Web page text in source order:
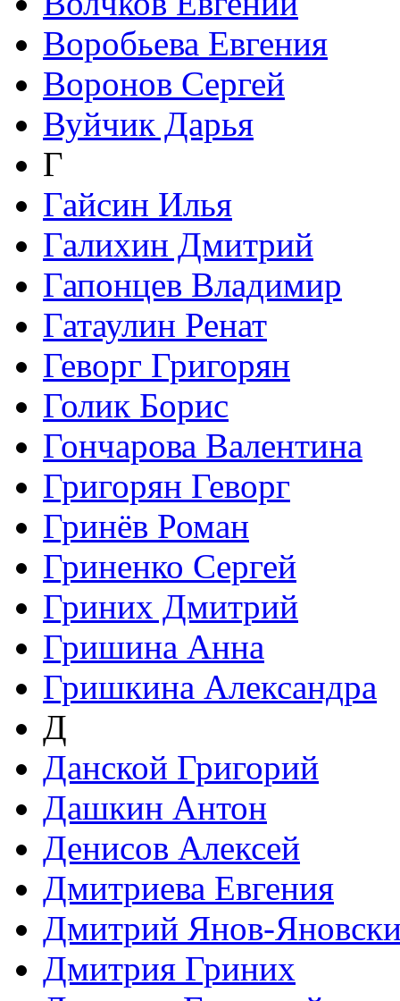
Воробьева Евгения
Воронов Сергей
Вуйчик Дарья
Г
Гайсин Илья
Галихин Дмитрий
Гапонцев Владимир
Гатаулин Ренат
Геворг Григорян
Голик Борис
Гончарова Валентина
Григорян Геворг
Гринёв Роман
Гриненко Сергей
Гриних Дмитрий
Гришина Анна
Гришкина Александра
Д
Данской Григорий
Дашкин Антон
Денисов Алексей
Дмитриева Евгения
Дмитрий Янов-
Дмитрия Гриних